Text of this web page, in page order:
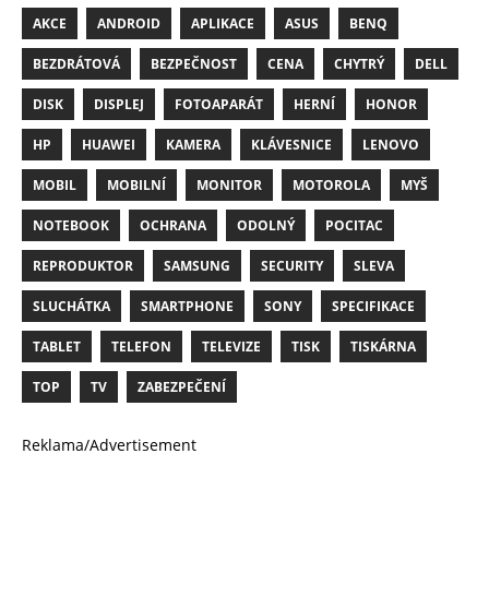
AKCE ANDROID APLIKACE ASUS BENQ
BEZDRÁTOVÁ BEZPEČNOST CENA CHYTRÝ DELL
DISK DISPLEJ FOTOAPARÁT HERNÍ HONOR
HP HUAWEI KAMERA KLÁVESNICE LENOVO
MOBIL MOBILNÍ MONITOR MOTOROLA MYŠ
NOTEBOOK OCHRANA ODOLNÝ POCITAC
REPRODUKTOR SAMSUNG SECURITY SLEVA
SLUCHÁTKA SMARTPHONE SONY SPECIFIKACE
TABLET TELEFON TELEVIZE TISK TISKÁRNA
TOP TV ZABEZPEČENÍ
Reklama/Advertisement